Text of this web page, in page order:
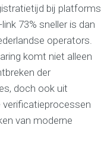
bij platforms
73% sneller is dan
operators.
komt niet alleen
der
doch ook uit
van moderne